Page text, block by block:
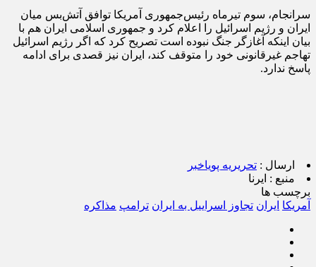
سرانجام، سوم تیرماه رئیس‌جمهوری آمریکا توافق آتش‌بس میان
ایران و رژیم اسرائیل را اعلام کرد و جمهوری اسلامی ایران هم با
بیان اینکه آغازگر جنگ نبوده است تصریح کرد که اگر رژیم اسرائیل
تهاجم غیرقانونی خود را متوقف کند، ایران نیز قصدی برای ادامه
پاسخ ندارد.
ارسال : تحریریه پویاخبر
منبع : ایرنا
برچسب ها
آمریکا ایران تجاوز اسراییل به ایران ترامپ مذاکره